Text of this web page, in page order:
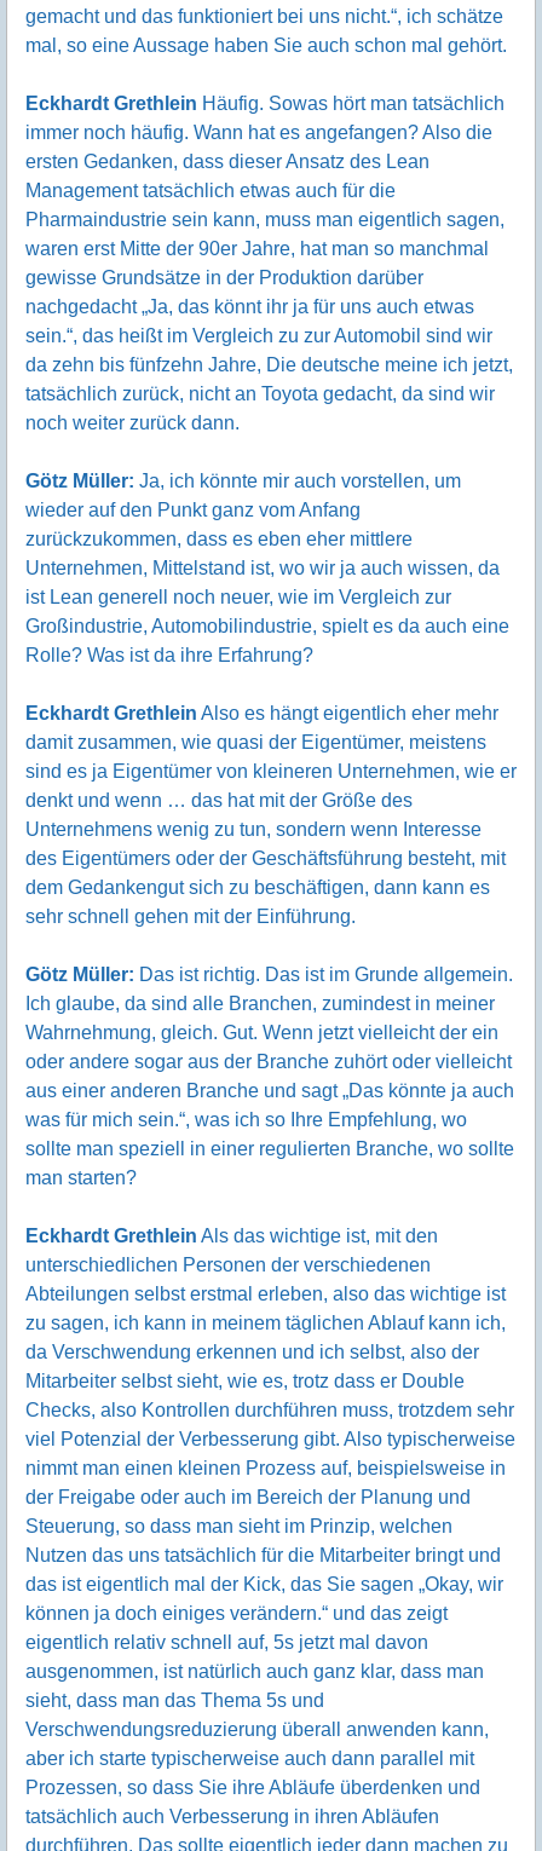
gemacht und das funktioniert bei uns nicht.“, ich schätze
mal, so eine Aussage haben Sie auch schon mal gehört.
Eckhardt Grethlein Häufig. Sowas hört man tatsächlich
immer noch häufig. Wann hat es angefangen? Also die
ersten Gedanken, dass dieser Ansatz des Lean
Management tatsächlich etwas auch für die
Pharmaindustrie sein kann, muss man eigentlich sagen,
waren erst Mitte der 90er Jahre, hat man so manchmal
gewisse Grundsätze in der Produktion darüber
nachgedacht „Ja, das könnt ihr ja für uns auch etwas
sein.“, das heißt im Vergleich zu zur Automobil sind wir
da zehn bis fünfzehn Jahre, Die deutsche meine ich jetzt,
tatsächlich zurück, nicht an Toyota gedacht, da sind wir
noch weiter zurück dann.
Götz Müller: Ja, ich könnte mir auch vorstellen, um
wieder auf den Punkt ganz vom Anfang
zurückzukommen, dass es eben eher mittlere
Unternehmen, Mittelstand ist, wo wir ja auch wissen, da
ist Lean generell noch neuer, wie im Vergleich zur
Großindustrie, Automobilindustrie, spielt es da auch eine
Rolle? Was ist da ihre Erfahrung?
Eckhardt Grethlein Also es hängt eigentlich eher mehr
damit zusammen, wie quasi der Eigentümer, meistens
sind es ja Eigentümer von kleineren Unternehmen, wie er
denkt und wenn … das hat mit der Größe des
Unternehmens wenig zu tun, sondern wenn Interesse
des Eigentümers oder der Geschäftsführung besteht, mit
dem Gedankengut sich zu beschäftigen, dann kann es
sehr schnell gehen mit der Einführung.
Götz Müller: Das ist richtig. Das ist im Grunde allgemein.
Ich glaube, da sind alle Branchen, zumindest in meiner
Wahrnehmung, gleich. Gut. Wenn jetzt vielleicht der ein
oder andere sogar aus der Branche zuhört oder vielleicht
aus einer anderen Branche und sagt „Das könnte ja auch
was für mich sein.“, was ich so Ihre Empfehlung, wo
sollte man speziell in einer regulierten Branche, wo sollte
man starten?
Eckhardt Grethlein Als das wichtige ist, mit den
unterschiedlichen Personen der verschiedenen
Abteilungen selbst erstmal erleben, also das wichtige ist
zu sagen, ich kann in meinem täglichen Ablauf kann ich,
da Verschwendung erkennen und ich selbst, also der
Mitarbeiter selbst sieht, wie es, trotz dass er Double
Checks, also Kontrollen durchführen muss, trotzdem sehr
viel Potenzial der Verbesserung gibt. Also typischerweise
nimmt man einen kleinen Prozess auf, beispielsweise in
der Freigabe oder auch im Bereich der Planung und
Steuerung, so dass man sieht im Prinzip, welchen
Nutzen das uns tatsächlich für die Mitarbeiter bringt und
das ist eigentlich mal der Kick, das Sie sagen „Okay, wir
können ja doch einiges verändern.“ und das zeigt
eigentlich relativ schnell auf, 5s jetzt mal davon
ausgenommen, ist natürlich auch ganz klar, dass man
sieht, dass man das Thema 5s und
Verschwendungsreduzierung überall anwenden kann,
aber ich starte typischerweise auch dann parallel mit
Prozessen, so dass Sie ihre Abläufe überdenken und
tatsächlich auch Verbesserung in ihren Abläufen
durchführen. Das sollte eigentlich jeder dann machen zu